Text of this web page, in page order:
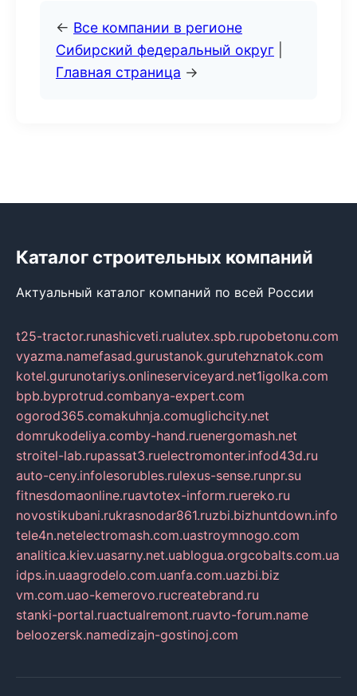
← Все компании в регионе
Сибирский федеральный округ
Главная страница →
Каталог строительных компаний
Актуальный каталог компаний по всей России
t25-tractor.runashicveti.rualutex.spb.rupobetonu.com
vyazma.namefasad.gurustanok.gurutehznatok.com
kotel.gurunotariys.onlineserviceyard.net1igolka.com
bpb.byprotrud.combanya-expert.com
ogorod365.comakuhnja.comuglichcity.net
domrukodeliya.comby-hand.ruenergomash.net
stroitel-lab.rupassat3.ruelectromonter.infod43d.ru
auto-ceny.infolesorubles.rulexus-sense.runpr.su
fitnesdomaonline.ruavtotex-inform.ruereko.ru
novostikubani.rukrasnodar861.ruzbi.bizhuntdown.info
tele4n.netelectromash.com.uastroymnogo.com
analitica.kiev.uasarny.net.uablogua.orgcobalts.com.ua
idps.in.uaagrodelo.com.uanfa.com.uazbi.biz
vm.com.uao-kemerovo.rucreatebrand.ru
stanki-portal.ruactualremont.ruavto-forum.name
beloozersk.namedizajn-gostinoj.com